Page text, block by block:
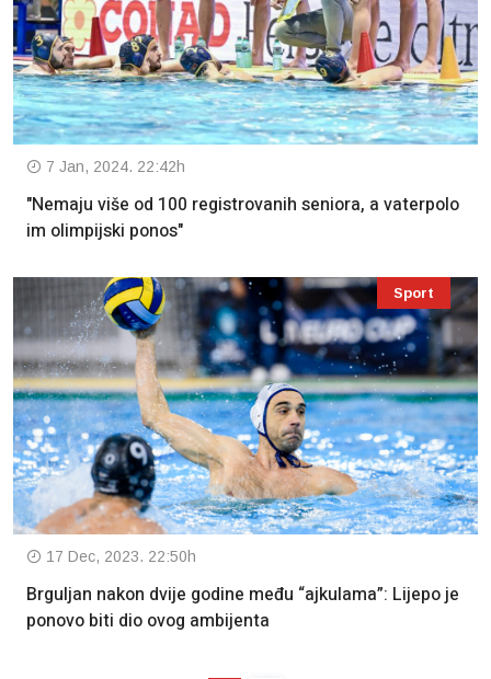
7 Jan, 2024. 22:42h
"Nemaju više od 100 registrovanih seniora, a vaterpolo
im olimpijski ponos"
Sport
17 Dec, 2023. 22:50h
Brguljan nakon dvije godine među “ajkulama”: Lijepo je
ponovo biti dio ovog ambijenta